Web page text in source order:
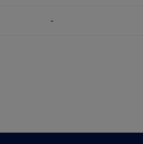
Opvallende uitrusting
-